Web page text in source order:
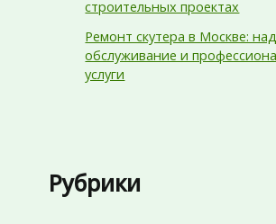
строительных проектах
Ремонт скутера в Москве:
обслуживание и
услуги
Рубрики